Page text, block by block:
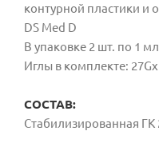
контурной пластики и
DS Med D
В упаковке 2 шт. по 1
Иглы в комплекте:
СОСТАВ:
Стабилизированная ГК